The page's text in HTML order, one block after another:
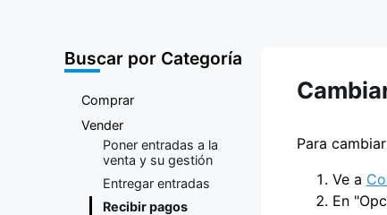
compraventa
de entradas
Buscar por Categoría
Comprar
Vender
Poner entradas a la
venta y su gestión
Entregar entradas
Recibir pagos
Para
Ve a
En